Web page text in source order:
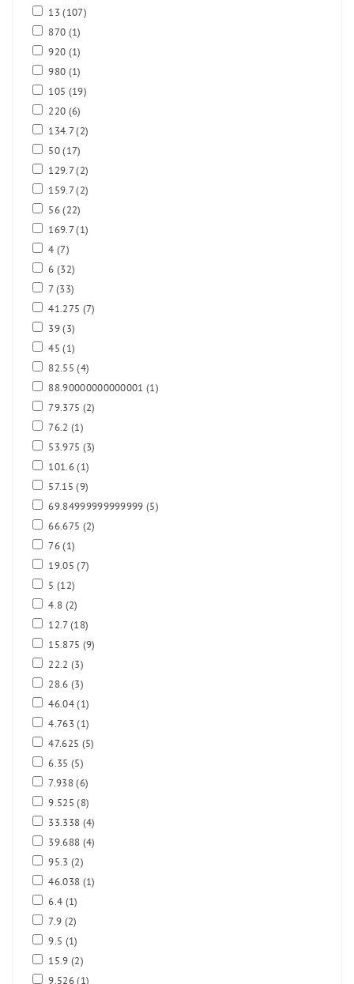
13(107)
870 (1)
920 (1)
980 (1)
105 (19)
220 (6)
134.7(2)
50(17)
129.7(2)
159.7(2)
56(22)
169.7(1)
4 (7)
6 (32)
7(33)
41.275 (7)
39(3)
45(1)
82.55(4)
88.90000000000001(1)
79.375 (2)
76.2 (1)
53.975 (3)
101.6(1)
57.15(9)
69.84999999999999(5)
66.675 (2)
76(1)
19.05(7)
5 (12)
4.8 (2)
12.7(18)
15.875 (9)
22.2 (3)
28.6 (3)
46.04(1)
4.763(1)
47.625 (5)
6.35 (5)
7.938(6)
9.525(8)
33.338 (4)
39.688 (4)
95.3 (2)
46.038 (1)
6.4 (1)
7.9 (2)
9.5 (1)
15.9 (2)
9.526(1)